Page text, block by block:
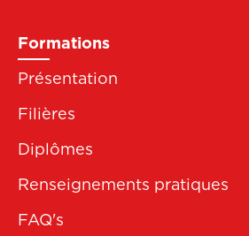
Formations
Présentation
Filières
Diplômes
Renseignements pratiques
FAQ's